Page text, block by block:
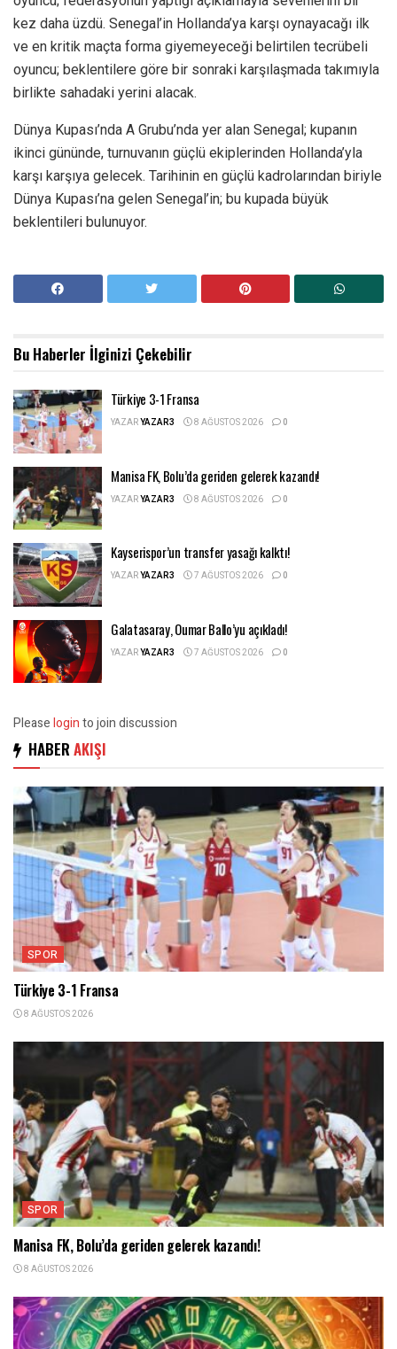
kez daha üzdü. Senegal’in Hollanda’ya karşı oynayacağı ilk
ve en kritik maçta forma giyemeyeceği belirtilen tecrübeli
oyuncu; beklentilere göre bir sonraki karşılaşmada takımıyla
birlikte sahadaki yerini alacak.
Dünya Kupası’nda A Grubu’nda yer alan Senegal; kupanın
ikinci gününde, turnuvanın güçlü ekiplerinden Hollanda’yla
karşı karşıya gelecek. Tarihinin en güçlü kadrolarından biriyle
Dünya Kupası’na gelen Senegal’in; bu kupada büyük
beklentileri bulunuyor.
Bu Haberler İlginizi Çekebilir
Türkiye 3-1 Fransa
YAZARYAZAR3 8 AĞUSTOS 2026 0
Manisa FK, Bolu’da geriden gelerek kazandı!
YAZARYAZAR3 8 AĞUSTOS 2026 0
Kayserispor’un transfer yasağı kalktı!
YAZARYAZAR3 7 AĞUSTOS 2026 0
Galatasaray, Oumar Ballo’yu açıkladı!
YAZARYAZAR3 7 AĞUSTOS 2026 0
Pleaseloginto join discussion
HABER AKIŞI
SPOR
Türkiye 3-1 Fransa
8 AĞUSTOS 2026
SPOR
Manisa FK, Bolu’da geriden gelerek kazandı!
8 AĞUSTOS 2026